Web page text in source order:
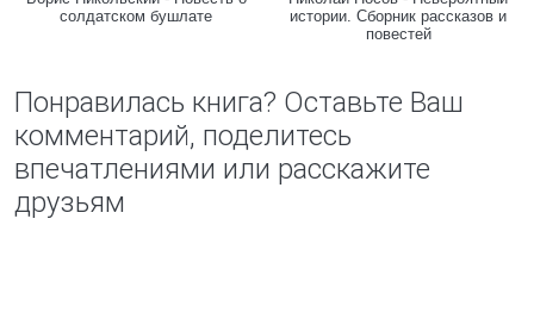
солдатском бушлате
истории. Сборник рассказов и
повестей
Понравилась книга? Оставьте Ваш
комментарий, поделитесь
впечатлениями или расскажите
друзьям